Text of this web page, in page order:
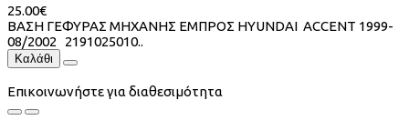
25.00€
ΒΑΣΗ ΓΕΦΥΡΑΣ ΜΗΧΑΝΗΣ ΕΜΠΡΟΣ HYUNDAI ACCΕΝΤ 1999-
08/2002 2191025010..
Καλάθι
Επικοινωνήστε για διαθεσιμότητα